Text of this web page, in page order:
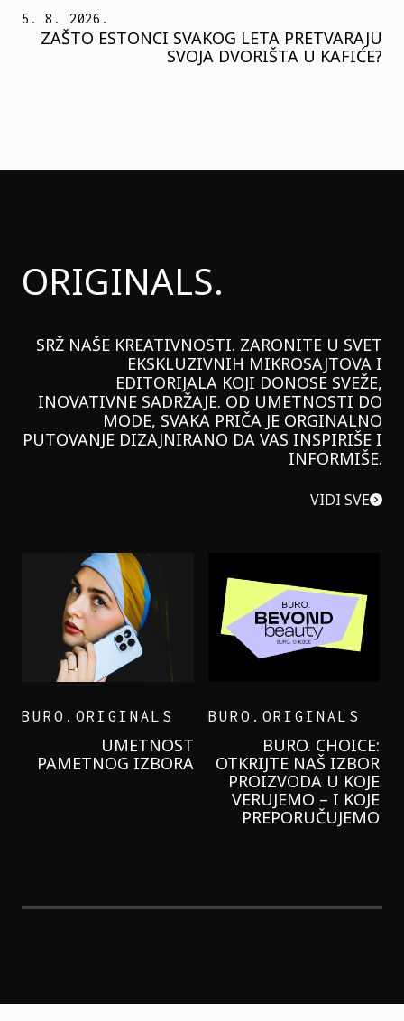
5. 8. 2026.
ZAŠTO ESTONCI SVAKOG LETA PRETVARAJU
SVOJA DVORIŠTA U KAFIĆE?
ORIGINALS.
SRŽ NAŠE KREATIVNOSTI. ZARONITE U SVET
EKSKLUZIVNIH MIKROSAJTOVA I
EDITORIJALA KOJI DONOSE SVEŽE,
INOVATIVNE SADRŽAJE. OD UMETNOSTI DO
MODE, SVAKA PRIČA JE ORGINALNO
PUTOVANJE DIZAJNIRANO DA VAS INSPIRIŠE I
INFORMIŠE.
VIDI SVE
GARNIER KREMU I
NIKADA NIŠTA
LAGANIJE NISAM
KORISTILA